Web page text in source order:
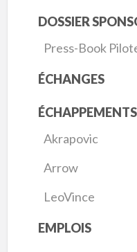
DOSSIER
Press-Book
ÉCHANGES
ÉCHAPPEMENTS
Akrapovic
Arrow
LeoVince
EMPLOIS